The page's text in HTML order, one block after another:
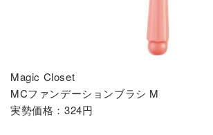
Magic Closet
MCファンデーションブラシ M
実勢価格：324円